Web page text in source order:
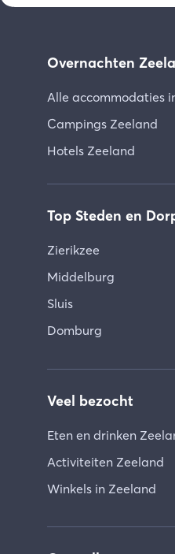
Overnachten
Alle accommodaties
Campings Zeeland
Hotels Zeeland
Top Steden en
Zierikzee
Middelburg
Sluis
Domburg
Veel bezocht
Eten en drinken
Activiteiten Zeeland
Winkels in Zeeland